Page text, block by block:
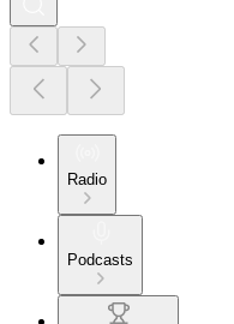
Radio
Podcasts